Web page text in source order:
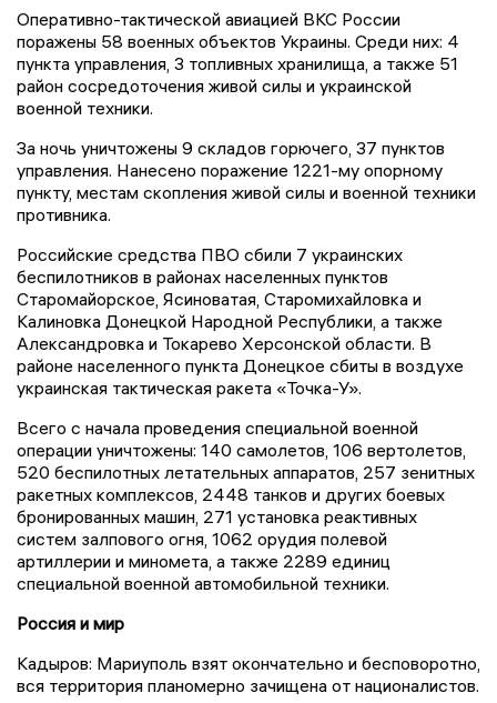
Оперативно-тактической авиацией ВКС России
поражены 58 военных объектов Украины. Среди них: 4
пункта управления, 3 топливных хранилища, а также 51
район сосредоточения живой силы и украинской
военной техники.
За ночь уничтожены 9 складов горючего, 37 пунктов
управления. Нанесено поражение 1221-му опорному
пункту, местам скопления живой силы и военной техники
противника.
Российские средства ПВО сбили 7 украинских
беспилотников в районах населенных пунктов
Старомайорское, Ясиноватая, Старомихайловка и
Калиновка Донецкой Народной Республики, а также
Александровка и Токарево Херсонской области. В
районе населенного пункта Донецкое сбиты в воздухе
украинская тактическая ракета «Точка-У».
Всего с начала проведения специальной военной
операции уничтожены: 140 самолетов, 106 вертолетов,
520 беспилотных летательных аппаратов, 257 зенитных
ракетных комплексов, 2448 танков и других боевых
бронированных машин, 271 установка реактивных
систем залпового огня, 1062 орудия полевой
артиллерии и миномета, а также 2289 единиц
специальной военной автомобильной техники.
Россия и мир
Кадыров: Мариуполь взят окончательно и бесповоротно,
вся территория планомерно зачищена от националистов.